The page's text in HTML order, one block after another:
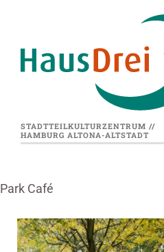
STADTTEILKULTURZENTRUM //
HAMBURG ALTONA-ALTSTADT
Park Café